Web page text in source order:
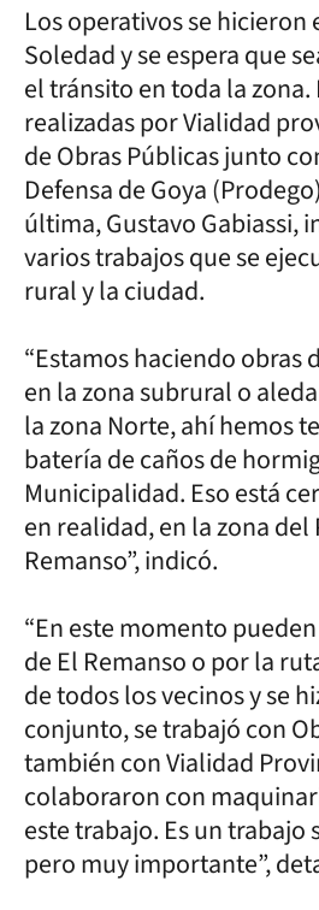
Los operativos se hicieron
Soledad y se espera que
el tránsito en toda la
realizadas por Vialidad
de Obras Públicas junto
Defensa de Goya
última, Gustavo Gabiassi,
varios trabajos que se
rural y la ciudad.
“Estamos haciendo obras
en la zona subrural o
la zona Norte, ahí hemos
batería de caños de
Municipalidad. Eso está
en realidad, en la zona del
Remanso”, indicó.
“En este momento
de El Remanso o por la
de todos los vecinos y se
conjunto, se trabajó con
también con Vialidad
colaboraron con
este trabajo. Es un
pero muy importante”,